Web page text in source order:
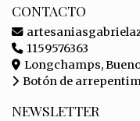
CONTACTO
1159576363
Longchamps,
Botón de
NEWSLETTER